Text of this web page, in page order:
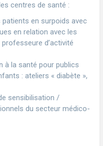
centres de santé :
patients en surpoids avec
en relation avec les
d’activité
à la santé pour publics
: ateliers « diabète »,
sensibilisation /
du secteur médico-